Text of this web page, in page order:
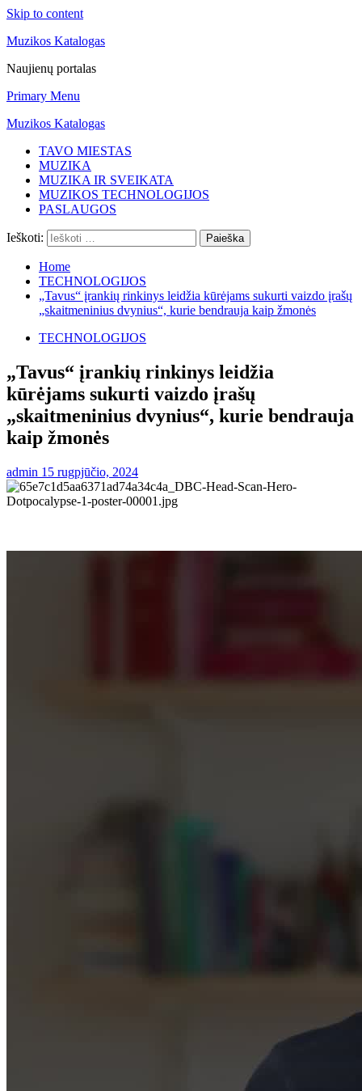
Skip to content
Muzikos Katalogas
Naujienų portalas
Primary Menu
Muzikos Katalogas
TAVO MIESTAS
MUZIKA
MUZIKA IR SVEIKATA
MUZIKOS TECHNOLOGIJOS
PASLAUGOS
Ieškoti:
Home
TECHNOLOGIJOS
„Tavus“ įrankių rinkinys leidžia kūrėjams sukurti vaizdo įrašų
„skaitmeninius dvynius“, kurie bendrauja kaip žmonės
TECHNOLOGIJOS
„Tavus“ įrankių rinkinys leidžia
kūrėjams sukurti vaizdo įrašų
„skaitmeninius dvynius“, kurie bendrauja
kaip žmonės
admin 15 rugpjūčio, 2024